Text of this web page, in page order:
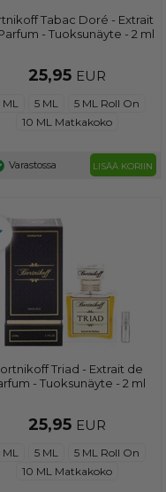
Tabac Doré - Extrait
- Tuoksunäyte - 2 ml
25,95 EUR
ML 5 ML
5 ML Roll On
10 ML Matkakoko
Varastossa LISÄÄ KORIIN
Triad - Extrait de
- Tuoksunäyte - 2 ml
25,95 EUR
ML 5 ML
5 ML Roll On
10 ML Matkakoko